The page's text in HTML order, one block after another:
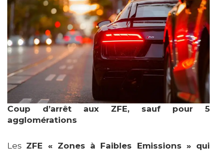
Coup d’arrêt aux ZFE, sauf pour 5
agglomérations
Les ZFE « Zones à Faibles Emissions » qui